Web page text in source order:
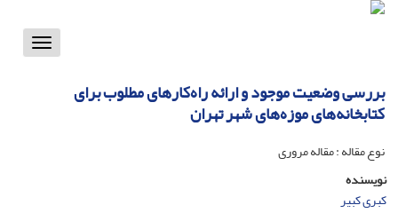
Toggle
بررسی وضعیت موجود و ارائه راه‌کارهای مطلوب برای
کتابخانه‌های موزه‌های شهر تهران
نوع مقاله : مقاله مروری
نویسنده
کبری کبیر